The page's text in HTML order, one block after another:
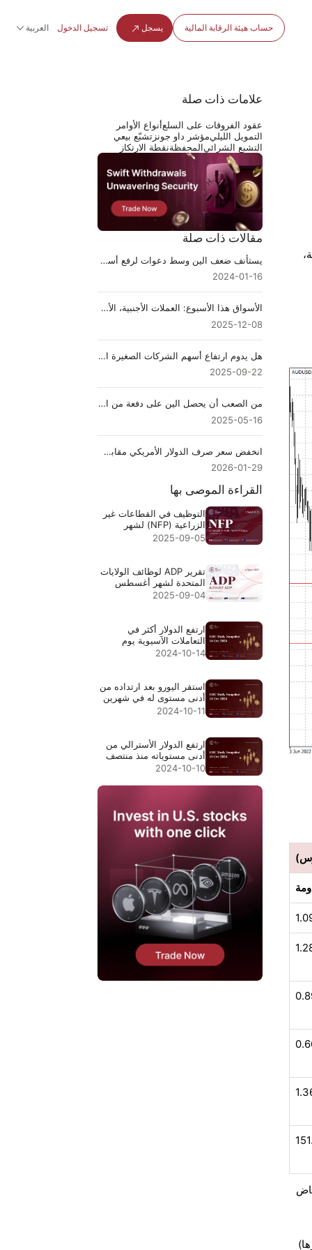
حساب هيئة الرقابة المالية يسجل تسجيل الدخول العربية
علامات ذات صلة
عقود الفروقات على السلعأنواع الأوامر
التمويل الليليمؤشر داو جونز تشبّع بيعي
التشبع الشرائيالمحفظةنقطة الارتكاز
مقالات ذات صلة
يستأنف ضعف الين وسط دعوات لرفع أسعار الفائدة
2024-01-16
الأسواق هذا الأسبوع: العملات الأجنبية، الأسهم، النفط، الذهب وقرار بنك الاحتياطي الفيدرالي
2025-12-08
هل يدوم ارتفاع أسهم الشركات الصغيرة الأمريكية؟ ملخص أسبوعي
2025-09-22
من الصعب أن يحصل الين على دفعة من ارتفاع العائدات
2025-05-16
انخفض سعر صرف الدولار الأمريكي مقابل الين الياباني مع تزايد مخاطر التدخل في سوق الين قبل اجتماع اللجنة الفيدرالية للسوق المفتوحة.
2026-01-29
القراءة الموصى بها
التوظيف في القطاعات غير
الزراعية (NFP) لشهر
2025-09-05
تقرير ADP لوظائف الولايات
المتحدة لشهر أغسطس
2025-09-04
ارتفع الدولار أكثر في
التعاملات الآسيوية يوم
الاثنين
2024-10-14
استقر اليورو بعد ارتداده من
أدنى مستوى له في شهرين
2024-10-11
ارتفع الدولار الأسترالي من
أدنى مستوياته منذ منتصف
سبتمبر
2024-10-10